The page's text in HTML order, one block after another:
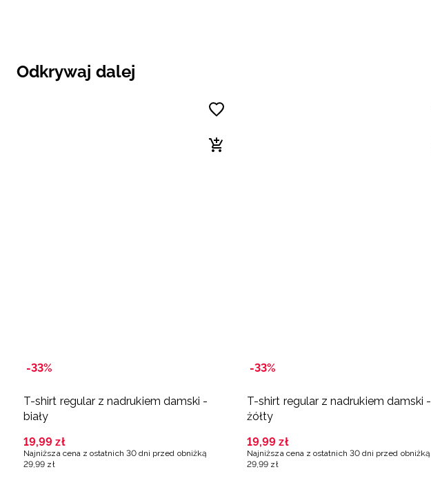
Odkrywaj dalej
-33%
T-shirt regular z nadrukiem damski -
biały
19,99 zł
Najniższa cena z ostatnich 30 dni przed obniżką
29,99 zł
-33%
T-shirt regular z nadrukiem damski -
żółty
19,99 zł
Najniższa cena z ostatnich 30 dni przed obniżką
29,99 zł